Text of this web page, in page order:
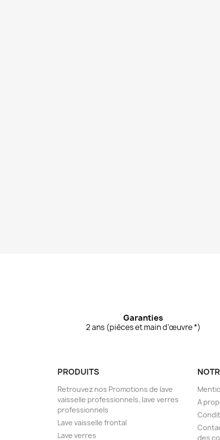
Garanties
2 ans (pièces et main d’œuvre *)
PRODUITS
Retrouvez nos Promotions de lave
vaisselle professionnels, lave verres
professionnels
Lave vaisselle frontal
Lave verres
A
des